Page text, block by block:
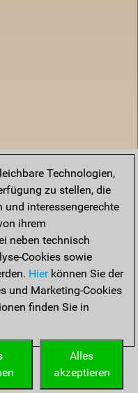
Technologien,
zu stellen, die
und interessengerechte
ihrem
neben technisch
Cookies sowie
Hierkönnen Sie der
und Marketing-Cookies
finden Sie in
Alles
akzeptieren